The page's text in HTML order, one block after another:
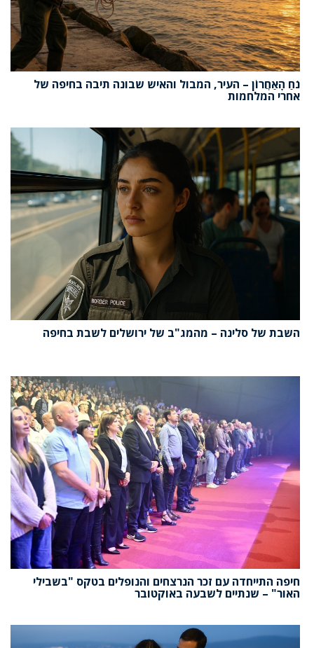
נֹחַ הָאַחֲרוֹן – העיר, המבול והאיש שבונה תיבה בחיפה של
אחרי המלחמות
השבת של סלינה – מהמג"ב של ירושלים לשבת בחיפה
חיפה התייחדה עם זכר הנרצחים והנופלים בטקס "בשבילי
האור" – שנתיים לשבעה באוקטובר